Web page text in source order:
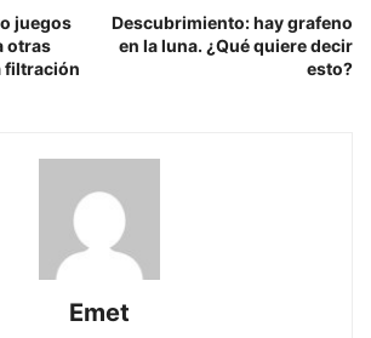
juegos
otras
filtración
Descubrimiento: hay grafeno
en la luna. ¿Qué quiere decir
esto?
Emet